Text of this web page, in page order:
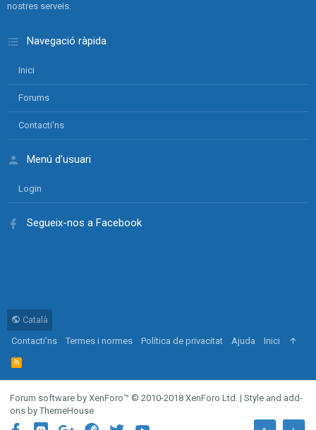
nostres serveis.
Navegació ràpida
Inici
Forums
Contacti'ns
Menú d'usuari
Login
Segueix-nos a Facebook
Català
Contacti'ns
Termes i normes Política de privacitat Ajuda Inici
R
S
S
Forum software by XenForo™ © 2010-2018 XenForo Ltd. | Style and add-
ons by ThemeHouse